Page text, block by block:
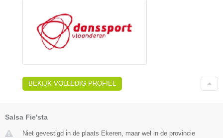
BEKIJK VOLLEDIG PROFIEL
Salsa Fie'sta
Niet gevestigd in de plaats Ekeren, maar wel in de provincie